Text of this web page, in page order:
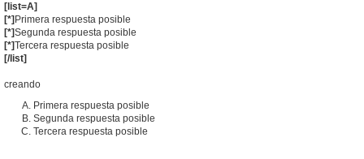
[list=A]
[*] Primera respuesta posible
[*]Segunda respuesta posible
[*]Tercera respuesta posible
[/list]
creando
Primera respuesta posible
Segunda respuesta posible
Tercera respuesta posible